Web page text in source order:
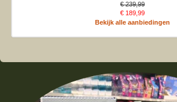
€ 239,99
€ 189,99
Bekijk alle aanbiedingen